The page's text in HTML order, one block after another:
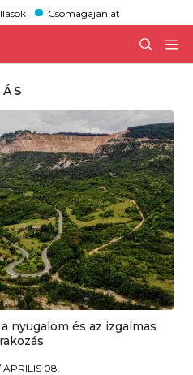
Csomagajánlat
nyugalom és az izgalmas
ÁPRILIS 08.